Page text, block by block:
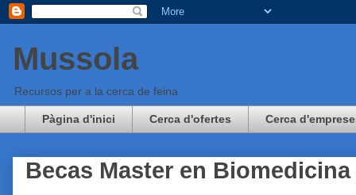
Mussola
Recursos per a la cerca de feina
Pàgina d'inici Cerca d'ofertes Cerca
Becas Master en Biomedicina